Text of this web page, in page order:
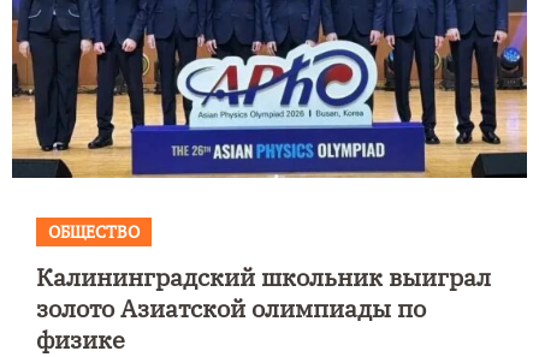
ОБЩЕСТВО
Калининградский школьник выиграл
золото Азиатской олимпиады по
физике